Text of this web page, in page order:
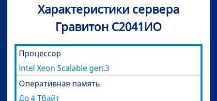
Характеристики сервера
Гравитон С2041ИО
Процессор
lntel Xeon Scalable gen.3
Оперативная память
До 4 Тбайт